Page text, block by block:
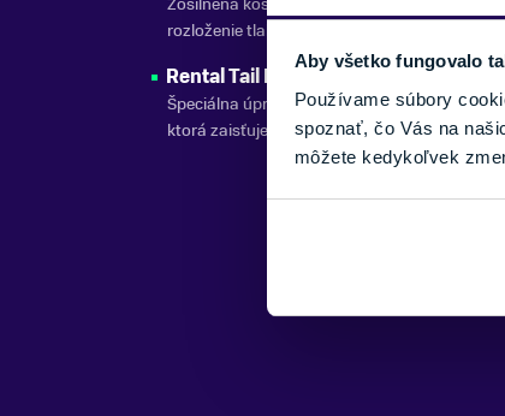
Aby všetko fungovalo
Používame súbory
spoznať, čo Vás na
môžete kedykoľvek
rozloženie tlaku zaisťuje rovnomerný oter
Rental Tail Protector
Špeciálna úprava pre mimoriadne robustné
ktorá zaisťuje odolnosť proti mechanickému